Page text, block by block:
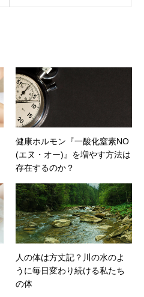
健康ホルモン『一酸化窒素NO
(エヌ・オー)』を増やす方法は
存在するのか？
人の体は方丈記？川の水のよ
うに毎日変わり続ける私たち
の体